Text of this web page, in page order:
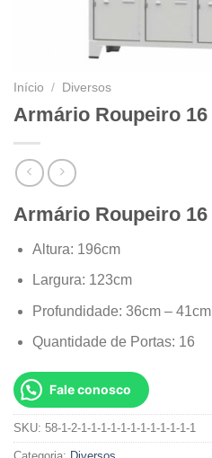
Início / Diversos
Armário Roupeiro 16
Armário Roupeiro 16
Altura: 196cm
Largura: 123cm
Profundidade: 36cm – 41cm
Quantidade de Portas: 16
Fale conosco
SKU: 58-1-2-1-1-1-1-1-1-1-1-1-1-1-1